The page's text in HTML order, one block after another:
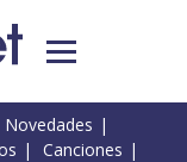
Novedades
Canciones